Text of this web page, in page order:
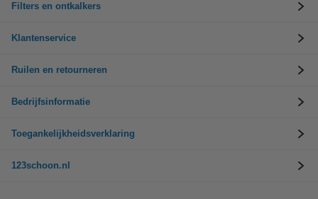
Filters en ontkalkers
Klantenservice
Ruilen en retourneren
Bedrijfsinformatie
Toegankelijkheidsverklaring
123schoon.nl